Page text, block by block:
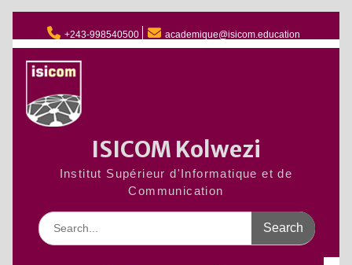
to
content
+243-998540500 academique@isicom.education
ISICOM Kolwezi
Institut Supérieur d'Informatique et de
Communication
Search
for: